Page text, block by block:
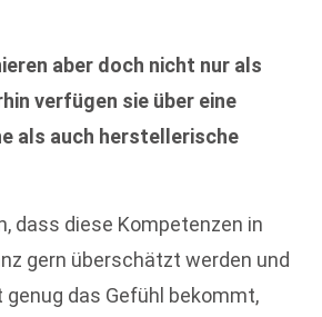
aber doch nicht nur als
verfügen sie über eine
als auch herstellerische
dass diese Kompetenzen in
gern überschätzt werden und
das Gefühl bekommt,